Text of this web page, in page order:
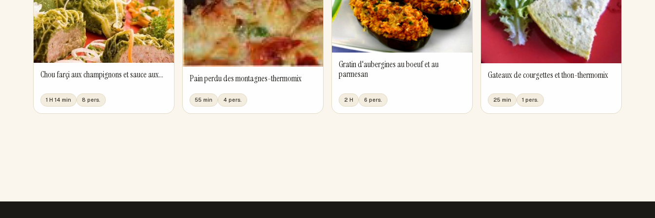
Chou farçi aux champignons et sauce aux...
1 H 14 min 8 pers.
Pain perdu des montagnes-thermomix
55 min 4 pers.
Gratin d'aubergines au boeuf et au
parmesan
2 H 6 pers.
Gateaux de courgettes et thon-thermomix
25 min 1 pers.